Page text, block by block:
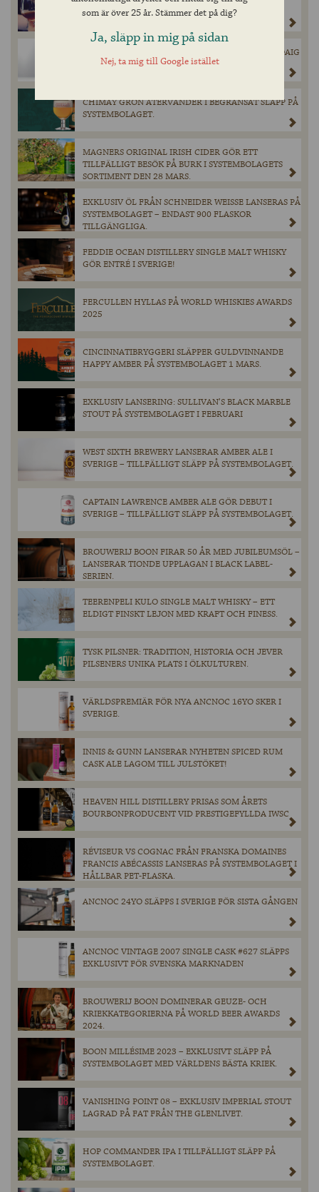
PADDINGTONS UTSEDD TILL GÖTEBORGS BÄSTA
SPORTBAR
INNIS & GUNN’S SUCCÉSAMARBETE MED LAPHROAIG
ÄR TILLBAKA!
CHIMAY GRÖN ÅTERVÄNDER I BEGRÄNSAT SLÄPP PÅ
SYSTEMBOLAGET.
MAGNERS ORIGINAL IRISH CIDER GÖR ETT
TILLFÄLLIGT BESÖK PÅ BURK I SYSTEMBOLAGETS
SORTIMENT DEN 28 MARS.
EXKLUSIV ÖL FRÅN SCHNEIDER WEISSE LANSERAS PÅ
SYSTEMBOLAGET – ENDAST 900 FLASKOR
TILLGÄNGLIGA.
FEDDIE OCEAN DISTILLERY SINGLE MALT WHISKY
GÖR ENTRÉ I SVERIGE!
FERCULLEN HYLLAS PÅ WORLD WHISKIES AWARDS
2025
CINCINNATIBRYGGERI SLÄPPER GULDVINNANDE
HAPPY AMBER PÅ SYSTEMBOLAGET 1 MARS.
EXKLUSIV LANSERING: SULLIVAN’S BLACK MARBLE
STOUT PÅ SYSTEMBOLAGET I FEBRUARI
WEST SIXTH BREWERY LANSERAR AMBER ALE I
SVERIGE – TILLFÄLLIGT SLÄPP PÅ SYSTEMBOLAGET.
CAPTAIN LAWRENCE AMBER ALE GÖR DEBUT I
SVERIGE – TILLFÄLLIGT SLÄPP PÅ SYSTEMBOLAGET.
BROUWERIJ BOON FIRAR 50 ÅR MED JUBILEUMSÖL –
LANSERAR TIONDE UPPLAGAN I BLACK LABEL-
SERIEN.
TEERENPELI KULO SINGLE MALT WHISKY – ETT
ELDIGT FINSKT LEJON MED KRAFT OCH FINESS.
TYSK PILSNER: TRADITION, HISTORIA OCH JEVER
PILSENERS UNIKA PLATS I ÖLKULTUREN.
VÄRLDSPREMIÄR FÖR NYA ANCNOC 16YO SKER I
SVERIGE.
INNIS & GUNN LANSERAR NYHETEN SPICED RUM
CASK ALE LAGOM TILL JULSTÖKET!
HEAVEN HILL DISTILLERY PRISAS SOM ÅRETS
BOURBONPRODUCENT VID PRESTIGEFYLLDA IWSC
RÉVISEUR VS COGNAC FRÅN FRANSKA DOMAINES
FRANCIS ABÉCASSIS LANSERAS PÅ SYSTEMBOLAGET I
HÅLLBAR PET-FLASKA.
ANCNOC 24YO SLÄPPS I SVERIGE FÖR SISTA GÅNGEN
ANCNOC VINTAGE 2007 SINGLE CASK #627 SLÄPPS
EXKLUSIVT FÖR SVENSKA MARKNADEN
BROUWERIJ BOON DOMINERAR GEUZE- OCH
KRIEKKATEGORIERNA PÅ WORLD BEER AWARDS
2024.
BOON MILLÉSIME 2023 – EXKLUSIVT SLÄPP PÅ
SYSTEMBOLAGET MED VÄRLDENS BÄSTA KRIEK.
VANISHING POINT 08 – EXKLUSIV IMPERIAL STOUT
LAGRAD PÅ FAT FRÅN THE GLENLIVET.
HOP COMMANDER IPA I TILLFÄLLIGT SLÄPP PÅ
SYSTEMBOLAGET.
som är över 25 år. Stämmer det på dig?
Ja, släpp in mig på sidan
Nej, ta mig till Google istället